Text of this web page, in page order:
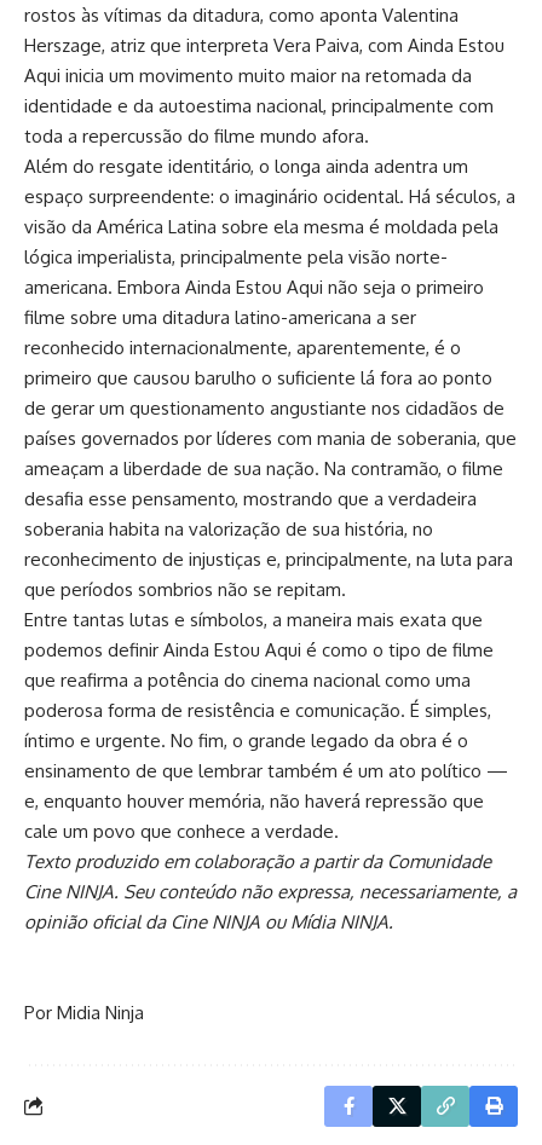
rostos às vítimas da ditadura, como aponta Valentina
Herszage, atriz que interpreta Vera Paiva, com Ainda Estou
Aqui inicia um movimento muito maior na retomada da
identidade e da autoestima nacional, principalmente com
toda a repercussão do filme mundo afora.
Além do resgate identitário, o longa ainda adentra um
espaço surpreendente: o imaginário ocidental. Há séculos, a
visão da América Latina sobre ela mesma é moldada pela
lógica imperialista, principalmente pela visão norte-
americana. Embora Ainda Estou Aqui não seja o primeiro
filme sobre uma ditadura latino-americana a ser
reconhecido internacionalmente, aparentemente, é o
primeiro que causou barulho o suficiente lá fora ao ponto
de gerar um questionamento angustiante nos cidadãos de
países governados por líderes com mania de soberania, que
ameaçam a liberdade de sua nação. Na contramão, o filme
desafia esse pensamento, mostrando que a verdadeira
soberania habita na valorização de sua história, no
reconhecimento de injustiças e, principalmente, na luta para
que períodos sombrios não se repitam.
Entre tantas lutas e símbolos, a maneira mais exata que
podemos definir Ainda Estou Aqui é como o tipo de filme
que reafirma a potência do cinema nacional como uma
poderosa forma de resistência e comunicação. É simples,
íntimo e urgente. No fim, o grande legado da obra é o
ensinamento de que lembrar também é um ato político —
e, enquanto houver memória, não haverá repressão que
cale um povo que conhece a verdade.
Texto produzido em colaboração a partir da Comunidade
Cine NINJA. Seu conteúdo não expressa, necessariamente, a
opinião oficial da Cine NINJA ou Mídia NINJA.
Por Midia Ninja